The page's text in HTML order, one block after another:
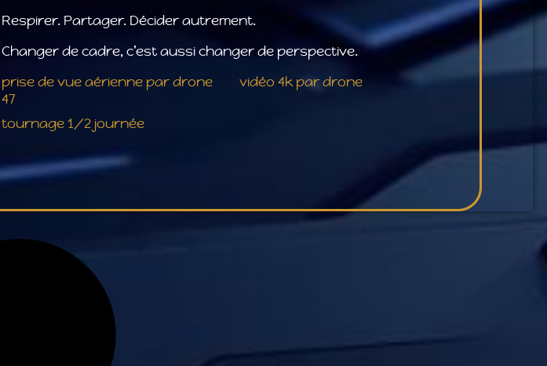
Respirer. Partager. Décider autrement.
Changer de cadre, c’est aussi changer de perspective.
prise de vue aérienne par drone
47
tournage 1/2 journée
vidéo 4k par drone